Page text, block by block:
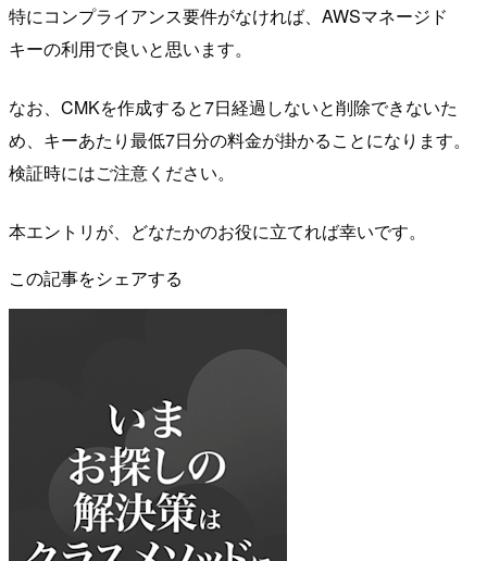
特にコンプライアンス要件がなければ、AWSマネージド
キーの利用で良いと思います。
なお、CMKを作成すると7日経過しないと削除できないた
め、キーあたり最低7日分の料金が掛かることになります。
検証時にはご注意ください。
本エントリが、どなたかのお役に立てれば幸いです。
この記事をシェアする